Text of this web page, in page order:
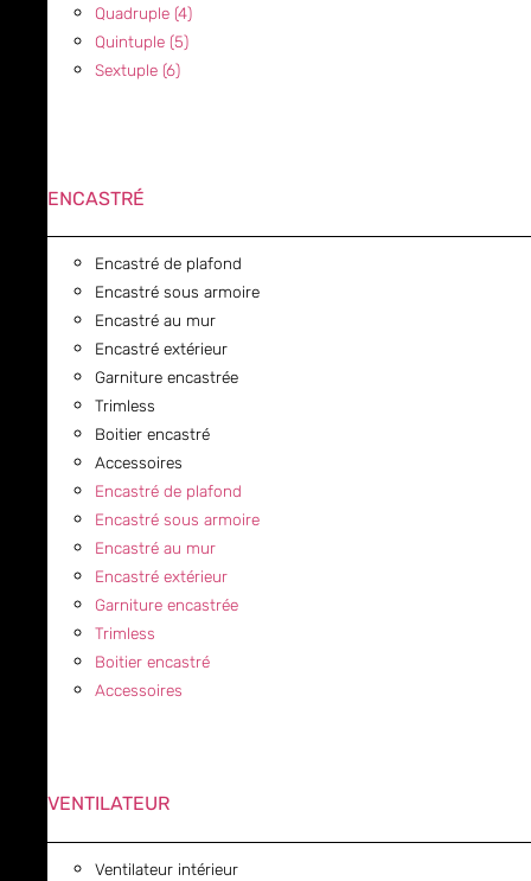
Quadruple (4)
Quintuple (5)
Sextuple (6)
ENCASTRÉ
Encastré de plafond
Encastré sous armoire
Encastré au mur
Encastré extérieur
Garniture encastrée
Trimless
Boitier encastré
Accessoires
Encastré de plafond
Encastré sous armoire
Encastré au mur
Encastré extérieur
Garniture encastrée
Trimless
Boitier encastré
Accessoires
VENTILATEUR
Ventilateur intérieur